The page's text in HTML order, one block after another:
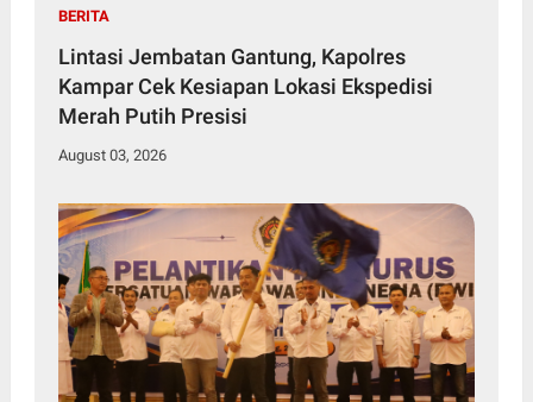
BERITA
Lintasi Jembatan Gantung, Kapolres
Kampar Cek Kesiapan Lokasi Ekspedisi
Merah Putih Presisi
August 03, 2026